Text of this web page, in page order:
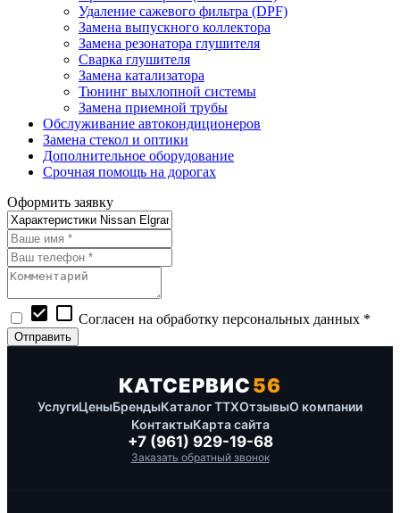
Удаление сажевого фильтра (DPF)
Замена выпускного коллектора
Замена резонатора глушителя
Сварка глушителя
Замена катализатора
Тюнинг выхлопной системы
Замена приемной трубы
Обслуживание автокондиционеров
Замена стекол и оптики
Дополнительное оборудование
Срочная помощь на дорогах
Оформить заявку
check_box check_box_outline_blank Согласен на обработку персональных данных *
КАТСЕРВИС56
УслугиЦеныБрендыКаталог ТТХОтзывыО компании
КонтактыКарта сайта
+7 (961) 929-19-68
Заказать обратный звонок